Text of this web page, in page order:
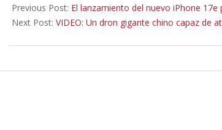
02-
05
Previous Post: El lanzamiento del nuevo iPhone 17e
Next Post: VIDEO: Un dron gigante chino capaz de